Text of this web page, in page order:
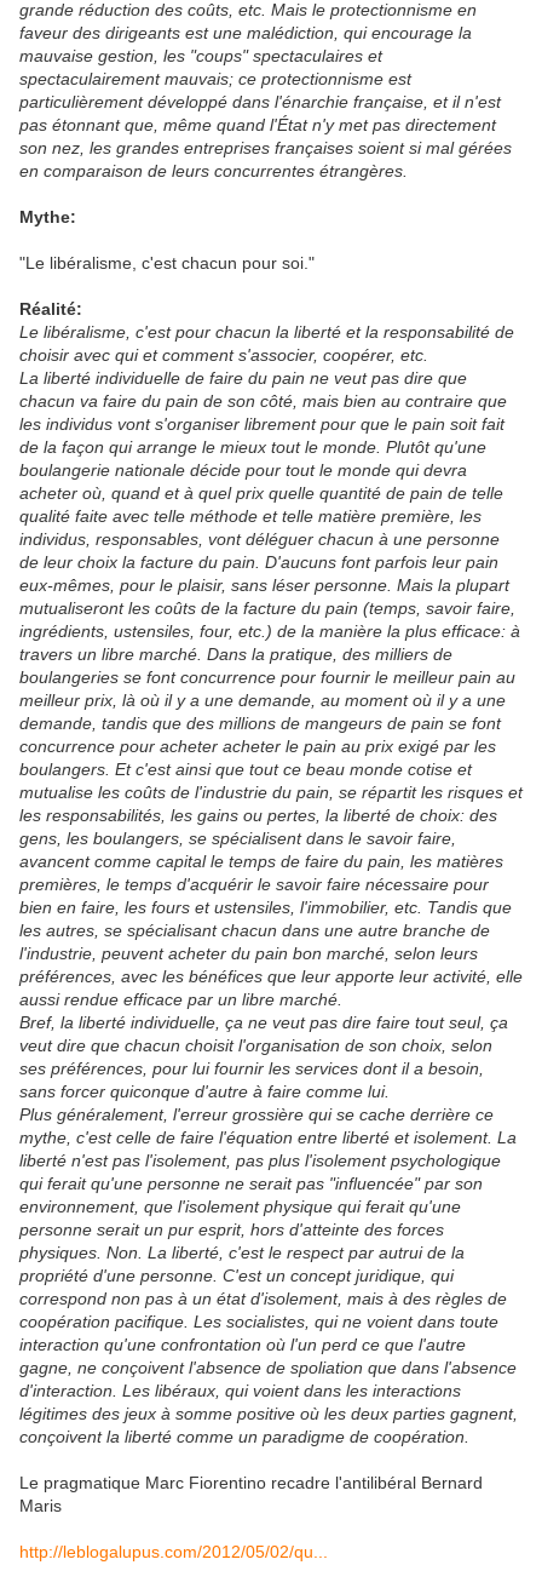
grande réduction des coûts, etc. Mais le protectionnisme en
faveur des dirigeants est une malédiction, qui encourage la
mauvaise gestion, les "coups" spectaculaires et
spectaculairement mauvais; ce protectionnisme est
particulièrement développé dans l'énarchie française, et il n'est
pas étonnant que, même quand l'État n'y met pas directement
son nez, les grandes entreprises françaises soient si mal gérées
en comparaison de leurs concurrentes étrangères.
Mythe:
"Le libéralisme, c'est chacun pour soi."
Réalité:
Le libéralisme, c'est pour chacun la liberté et la responsabilité de
choisir avec qui et comment s'associer, coopérer, etc.
La liberté individuelle de faire du pain ne veut pas dire que
chacun va faire du pain de son côté, mais bien au contraire que
les individus vont s'organiser librement pour que le pain soit fait
de la façon qui arrange le mieux tout le monde. Plutôt qu'une
boulangerie nationale décide pour tout le monde qui devra
acheter où, quand et à quel prix quelle quantité de pain de telle
qualité faite avec telle méthode et telle matière première, les
individus, responsables, vont déléguer chacun à une personne
de leur choix la facture du pain. D'aucuns font parfois leur pain
eux-mêmes, pour le plaisir, sans léser personne. Mais la plupart
mutualiseront les coûts de la facture du pain (temps, savoir faire,
ingrédients, ustensiles, four, etc.) de la manière la plus efficace: à
travers un libre marché. Dans la pratique, des milliers de
boulangeries se font concurrence pour fournir le meilleur pain au
meilleur prix, là où il y a une demande, au moment où il y a une
demande, tandis que des millions de mangeurs de pain se font
concurrence pour acheter acheter le pain au prix exigé par les
boulangers. Et c'est ainsi que tout ce beau monde cotise et
mutualise les coûts de l'industrie du pain, se répartit les risques et
les responsabilités, les gains ou pertes, la liberté de choix: des
gens, les boulangers, se spécialisent dans le savoir faire,
avancent comme capital le temps de faire du pain, les matières
premières, le temps d'acquérir le savoir faire nécessaire pour
bien en faire, les fours et ustensiles, l'immobilier, etc. Tandis que
les autres, se spécialisant chacun dans une autre branche de
l'industrie, peuvent acheter du pain bon marché, selon leurs
préférences, avec les bénéfices que leur apporte leur activité, elle
aussi rendue efficace par un libre marché.
Bref, la liberté individuelle, ça ne veut pas dire faire tout seul, ça
veut dire que chacun choisit l'organisation de son choix, selon
ses préférences, pour lui fournir les services dont il a besoin,
sans forcer quiconque d'autre à faire comme lui.
Plus généralement, l'erreur grossière qui se cache derrière ce
mythe, c'est celle de faire l'équation entre liberté et isolement. La
liberté n'est pas l'isolement, pas plus l'isolement psychologique
qui ferait qu'une personne ne serait pas "influencée" par son
environnement, que l'isolement physique qui ferait qu'une
personne serait un pur esprit, hors d'atteinte des forces
physiques. Non. La liberté, c'est le respect par autrui de la
propriété d'une personne. C'est un concept juridique, qui
correspond non pas à un état d'isolement, mais à des règles de
coopération pacifique. Les socialistes, qui ne voient dans toute
interaction qu'une confrontation où l'un perd ce que l'autre
gagne, ne conçoivent l'absence de spoliation que dans l'absence
d'interaction. Les libéraux, qui voient dans les interactions
légitimes des jeux à somme positive où les deux parties gagnent,
conçoivent la liberté comme un paradigme de coopération.
Le pragmatique Marc Fiorentino recadre l'antilibéral Bernard
Maris
http://leblogalupus.com/2012/05/02/qu...